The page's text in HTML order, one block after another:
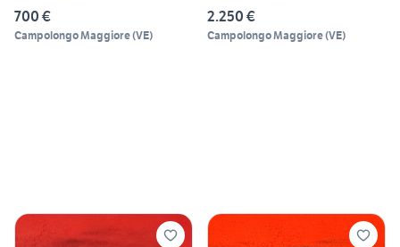
700 €
Campolongo Maggiore(VE)
2.250 €
Campolongo Maggiore(VE)